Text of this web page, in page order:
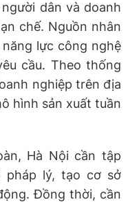
dân và doanh
chế. Nguồn nhân
lực công nghệ
cầu. Theo thống
nghiệp trên địa
hình sản xuất tuần
Hà Nội cần tập
pháp lý, tạo cơ sở
Đồng thời, cần